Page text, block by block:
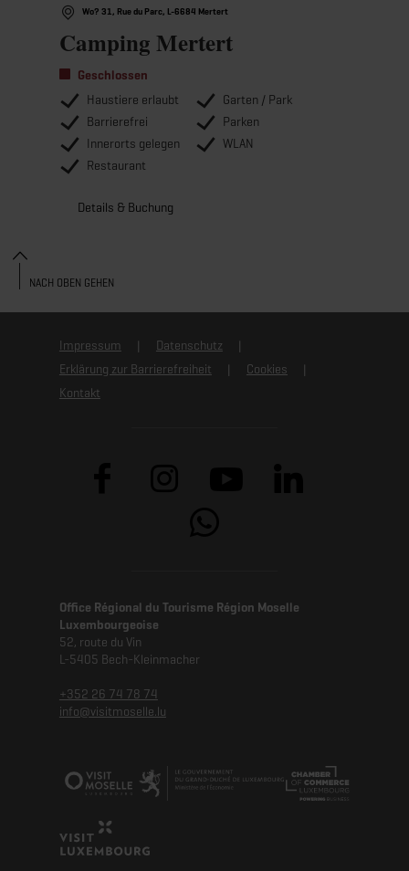
Wo? 31, Rue du Parc, L-6684 Mertert
Camping Mertert
Geschlossen
Haustiere erlaubt
Garten / Park
Barrierefrei
Parken
Innerorts gelegen
WLAN
Restaurant
Details & Buchung
Impressum
Datenschutz
Erklärung zur Barrierefreiheit
Cookies
Kontakt
Office Régional du Tourisme Région Moselle
Luxembourgeoise
52, route du Vin
L-5405 Bech-Kleinmacher
+352 26 74 78 74
info@visitmoselle.lu
NACH OBEN GEHEN